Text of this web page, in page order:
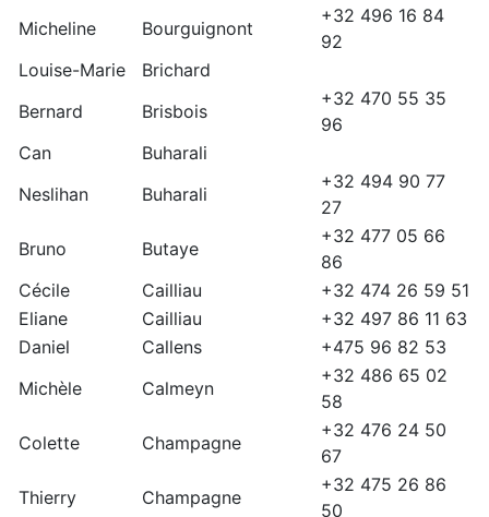
Micheline
Bourguignont
+32 496 16 84
92
Louise-Marie
Brichard
Bernard
Brisbois
+32 470 55 35
96
Can
Buharali
Neslihan
Buharali
+32 494 90 77
27
Bruno
Butaye
+32 477 05 66
86
Cécile
Cailliau
+32 474 26 59 51
Eliane
Cailliau
+32 497 86 11 63
Daniel
Callens
+475 96 82 53
Michèle
Calmeyn
+32 486 65 02
58
Colette
Champagne
+32 476 24 50
67
Thierry
Champagne
+32 475 26 86
50